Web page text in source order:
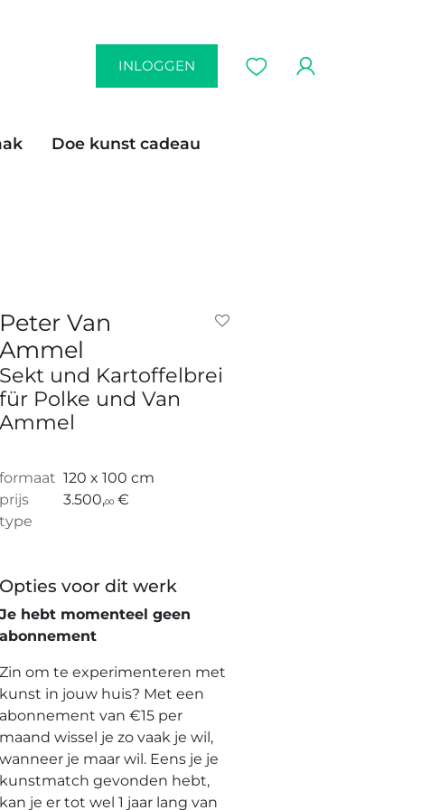
INLOGGEN
Doe kunst cadeau
Peter Van
Ammel
Sekt und Kartoffelbrei
für Polke und Van
Ammel
formaat 120 x 100 cm
prijs
3.500,00 €
type
Opties voor dit werk
Je hebt momenteel geen
abonnement
Zin om te experimenteren met
kunst in jouw huis? Met een
abonnement van €15 per
maand wissel je zo vaak je wil,
wanneer je maar wil. Eens je je
kunstmatch gevonden hebt,
kan je er tot wel 1 jaar lang van